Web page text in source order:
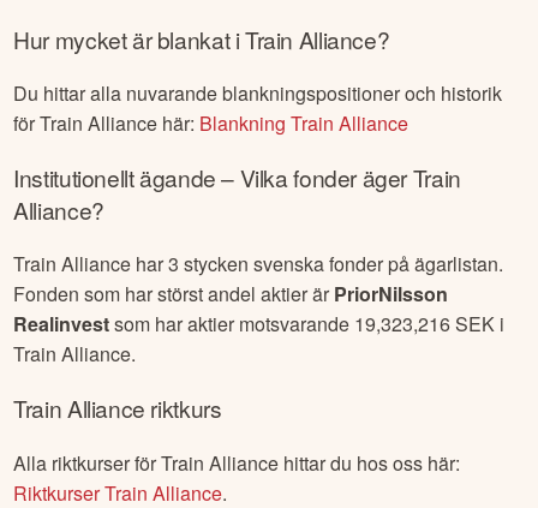
Hur mycket är blankat iTrain Alliance?
Du hittar alla nuvarande blankningspositioner och historik
förTrain Alliance här: BlankningTrain Alliance
Institutionellt ägande – Vilka fonder ägerTrain
Alliance?
Train Alliance har3 stycken svenska fonder på ägarlistan.
Fonden som har störst andel aktier är PriorNilsson
Realinvestsom har aktier motsvarande 19,323,216SEK i
Train Alliance.
Train Alliance riktkurs
Alla riktkurser förTrain Alliance hittar du hos oss här:
RiktkurserTrain Alliance.